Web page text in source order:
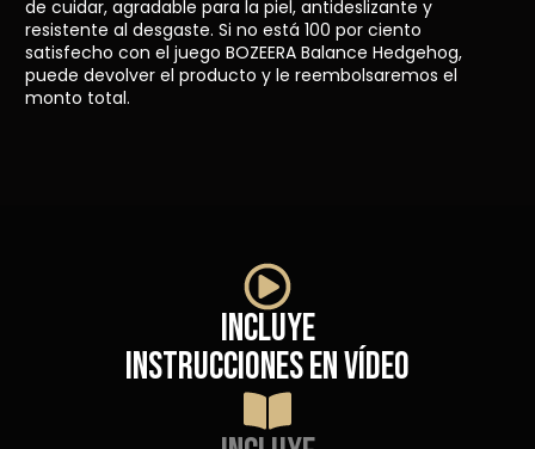
de cuidar, agradable para la piel, antideslizante y
resistente al desgaste. Si no está 100 por ciento
satisfecho con el juego BOZEERA Balance Hedgehog,
puede devolver el producto y le reembolsaremos el
monto total.
Incluye
instrucciones en vídeo